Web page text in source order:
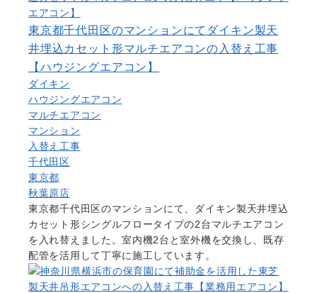
東京都千代田区のマンションにてダイキン製天
井埋込カセット形マルチエアコンの入替え工事
【ハウジングエアコン】
ダイキン
ハウジングエアコン
マルチエアコン
マンション
入替え工事
千代田区
東京都
秋葉原店
東京都千代田区のマンションにて、ダイキン製天井埋込
カセット形シングルフロータイプの2台マルチエアコン
を入れ替えました。室内機2台と室外機を交換し、既存
配管を活用して丁寧に施工しています。